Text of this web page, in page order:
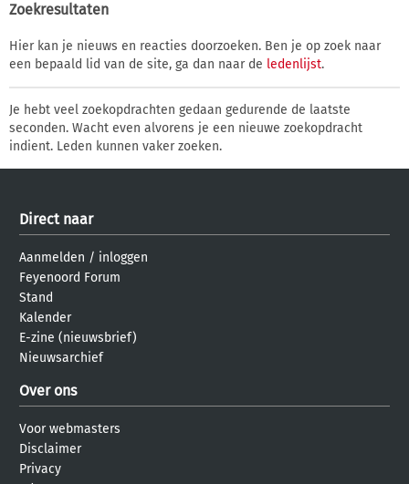
Zoekresultaten
Hier kan je nieuws en reacties doorzoeken. Ben je op zoek naar
een bepaald lid van de site, ga dan naar de ledenlijst.
Je hebt veel zoekopdrachten gedaan gedurende de laatste
seconden. Wacht even alvorens je een nieuwe zoekopdracht
indient. Leden kunnen vaker zoeken.
Direct naar
Aanmelden / inloggen
Feyenoord Forum
Stand
Kalender
E-zine (nieuwsbrief)
Nieuwsarchief
Over ons
Voor webmasters
Disclaimer
Privacy